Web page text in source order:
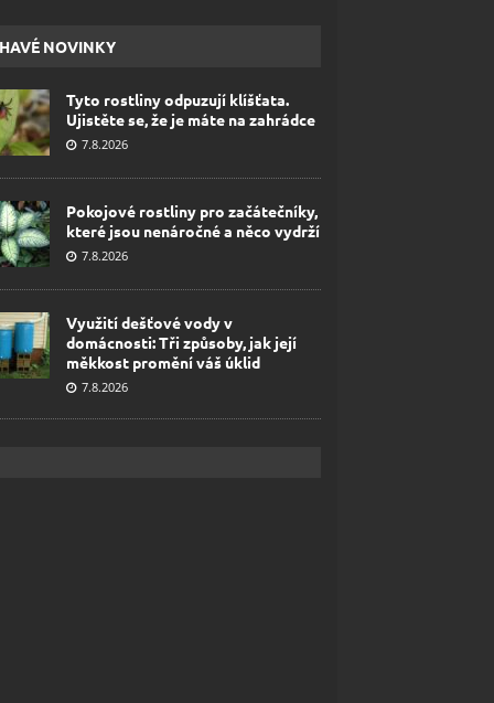
NOVINKY
Tyto rostliny odpuzují klíšťata.
Ujistěte se, že je máte na zahrádce
7.8.2026
Pokojové rostliny pro začátečníky,
které jsou nenáročné a něco vydrží
7.8.2026
Využití dešťové vody v
domácnosti: Tři způsoby, jak její
měkkost promění váš úklid
7.8.2026